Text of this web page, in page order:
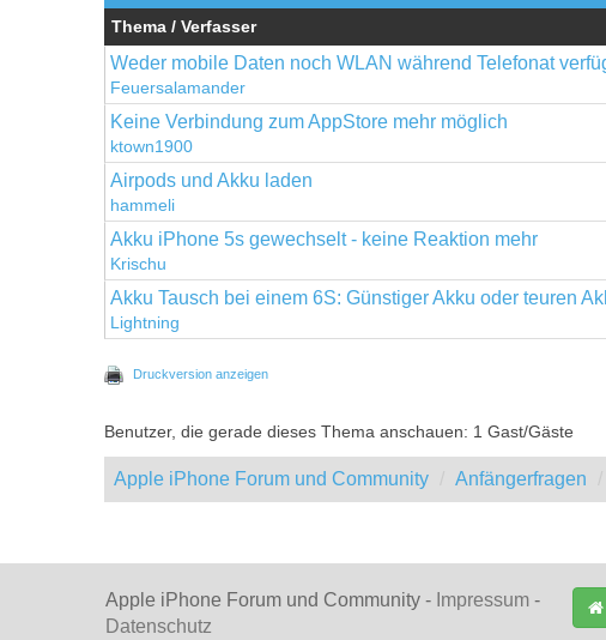
Thema / Verfasser
Weder mobile Daten noch WLAN während Telefonat
Feuersalamander
Keine Verbindung zum AppStore mehr möglich
ktown1900
Airpods und Akku laden
hammeli
Akku iPhone 5s gewechselt - keine Reaktion mehr
Krischu
Akku Tausch bei einem 6S: Günstiger Akku oder teuren
Lightning
Druckversion anzeigen
Benutzer, die gerade dieses Thema anschauen: 1 Gast/Gäste
Apple iPhone Forum und Community Anfängerfragen
Apple iPhone Forum und Community - Impressum -
Datenschutz